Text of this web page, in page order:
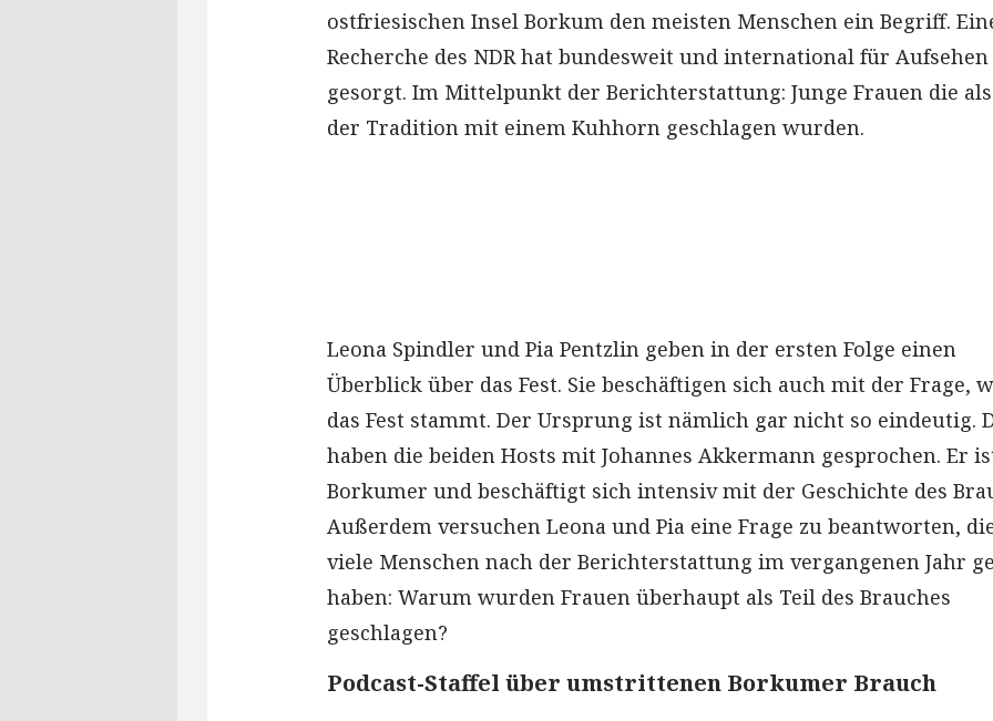
ostfriesischen Insel Borkum den meisten Menschen ein Begriff.
Recherche des NDR hat bundesweit und international für Aufsehen
gesorgt. Im Mittelpunkt der Berichterstattung: Junge Frauen die
der Tradition mit einem Kuhhorn geschlagen wurden.
Leona Spindler und Pia Pentzlin geben in der ersten Folge einen
Überblick über das Fest. Sie beschäftigen sich auch mit der Frage,
das Fest stammt. Der Ursprung ist nämlich gar nicht so eindeutig.
haben die beiden Hosts mit Johannes Akkermann gesprochen. Er
Borkumer und beschäftigt sich intensiv mit der Geschichte des
Außerdem versuchen Leona und Pia eine Frage zu beantworten,
viele Menschen nach der Berichterstattung im vergangenen Jahr
haben: Warum wurden Frauen überhaupt als Teil des Brauches
geschlagen?
Podcast-Staffel über umstrittenen Borkumer Brauch